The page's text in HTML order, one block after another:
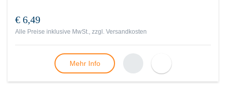
€ 6,49
Alle Preise inklusive MwSt., zzgl. Versandkosten
Mehr Info